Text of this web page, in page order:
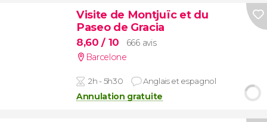
Visite de Montjuïc et du
Paseo de Gracia
8,60/ 10
666 avis
Barcelone
2h - 5h30 Anglais et espagnol
Annulation gratuite